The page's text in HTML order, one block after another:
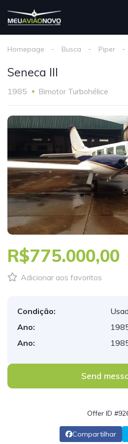
Homepage Busca Piper
Seneca III
1985 Bimotor Turbohélice
R$775.000,00
Adicionar aos favoritos
Condição:
Ano:
Ano:
Send
Offer ID
Compartilhar